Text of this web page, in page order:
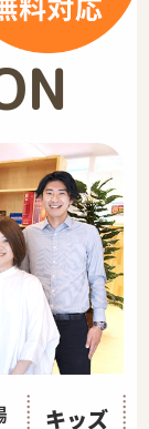
キッズ